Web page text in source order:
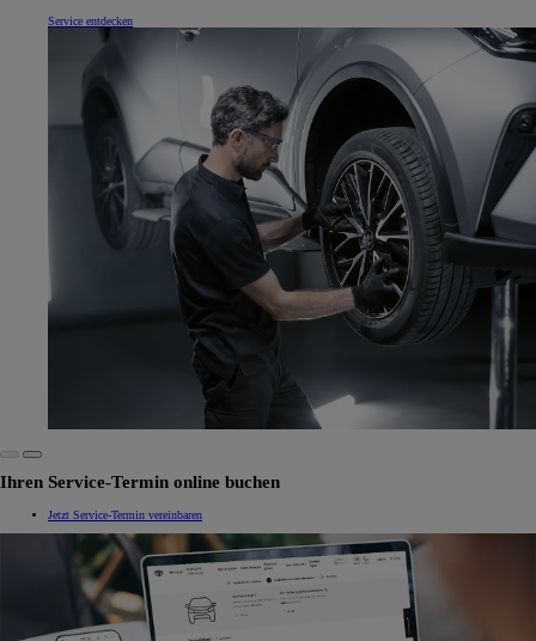
Service entdecken
Ihren Service-Termin online buchen
Jetzt Service-Termin vereinbaren